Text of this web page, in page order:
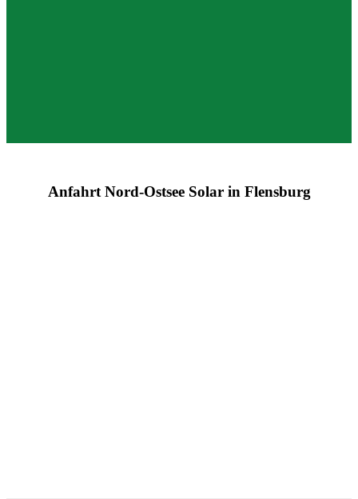
Anfahrt Nord-Ostsee Solar in Flensburg